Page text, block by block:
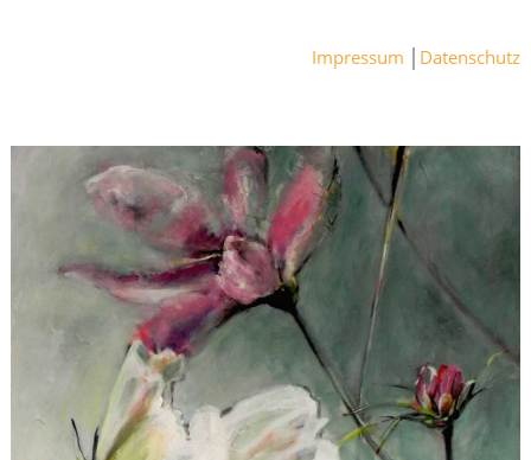
Impressum Datenschutz